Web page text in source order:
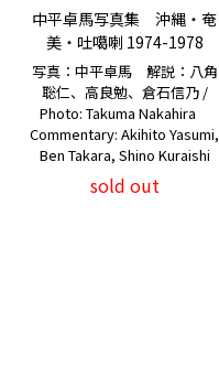
中平卓馬写真集 沖縄・奄
美・吐噶喇 1974-1978
写真：中平卓馬 解説：八角
聡仁、高良勉、倉石信乃 /
Photo: Takuma Nakahira
Commentary: Akihito Yasumi,
Ben Takara, Shino Kuraishi
sold out